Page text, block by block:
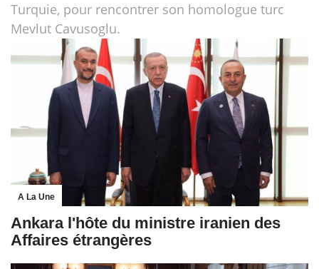
Turquie, pour rencontrer son homologue turc
Mevlut Cavusoglu.
A La Une
Ankara l'hôte du ministre iranien des
Affaires étrangères